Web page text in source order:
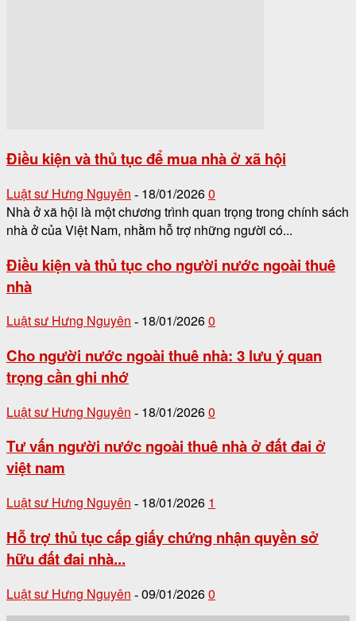
Điều kiện và thủ tục để mua nhà ở xã hội
Luật sư Hưng Nguyên - 18/01/20260
Nhà ở xã hội là một chương trình quan trọng trong chính sách
nhà ở của Việt Nam, nhằm hỗ trợ những người có...
Điều kiện và thủ tục cho người nước ngoài thuê
nhà
Luật sư Hưng Nguyên - 18/01/20260
Cho người nước ngoài thuê nhà: 3 lưu ý quan
trọng cần ghi nhớ
Luật sư Hưng Nguyên - 18/01/20260
Tư vấn người nước ngoài thuê nhà ở đất đai ở
việt nam
Luật sư Hưng Nguyên - 18/01/2026 1
Hỗ trợ thủ tục cấp giấy chứng nhận quyền sở
hữu đất đai nhà...
Luật sư Hưng Nguyên - 09/01/20260